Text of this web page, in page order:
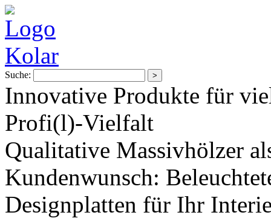
Suche:
Innovative Produkte für
Profi(l)-Vielfalt
Qualitative Massivhölzer
Kundenwunsch:
Designplatten für Ihr